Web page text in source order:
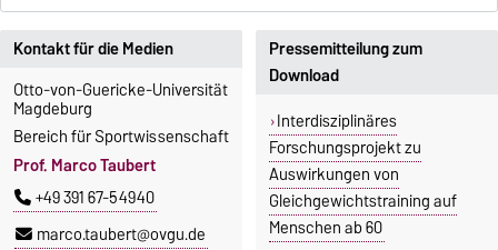
Kontakt für die Medien
Otto-von-Guericke-Universität
Magdeburg
Bereich für Sportwissenschaft
Prof. Marco Taubert
+49 391 67-54940
marco.taubert@ovgu.de
Pressemitteilung zum
Download
Interdisziplinäres
Forschungsprojekt zu
Auswirkungen von
Gleichgewichtstraining auf
Menschen ab 60